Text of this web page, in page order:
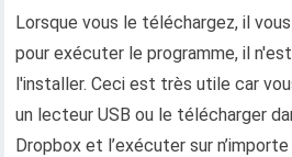
Lorsque vous le téléchargez, il
pour exécuter le programme, il
l'installer. Ceci est très utile car
un lecteur USB ou le télécharger
Dropbox et l’exécuter sur